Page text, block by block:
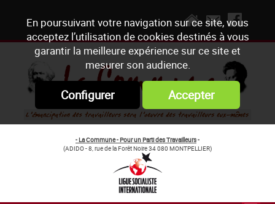
En poursuivant votre navigation sur ce site, vous
acceptez l’utilisation de cookies destinés à vous
garantir la meilleure expérience sur ce site et
mesurer son audience.
Configurer Accepter
- La Commune - Pour un Parti des Travailleurs-
(ADIDO - 8, rue de la Forêt Noire 34 080 MONTPELLIER)